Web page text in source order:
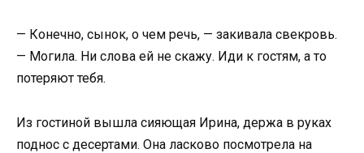
— Конечно, сынок, о чем речь, — закивала свекровь.
— Могила. Ни слова ей не скажу. Иди к гостям, а то
потеряют тебя.
Из гостиной вышла сияющая Ирина, держа в руках
поднос с десертами. Она ласково посмотрела на